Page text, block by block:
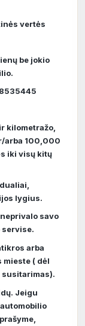
vertės
be jokio
kilometražo,
arba 100,000
iki visų kitų
lygius.
savo
arba
mieste ( dėl
susitarimas).
Jeigu